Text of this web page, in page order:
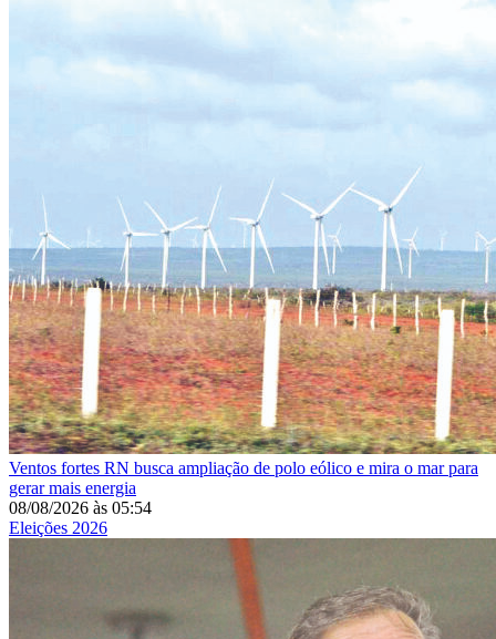
Ventos fortes RN busca ampliação de polo eólico e mira o mar para
gerar mais energia
08/08/2026 às 05:54
Eleições 2026